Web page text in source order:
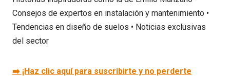
Consejos de expertos en instalación y mantenimiento •
Tendencias en diseño de suelos • Noticias exclusivas
del sector
➡️ ¡Haz clic aquí para suscribirte y no perderte